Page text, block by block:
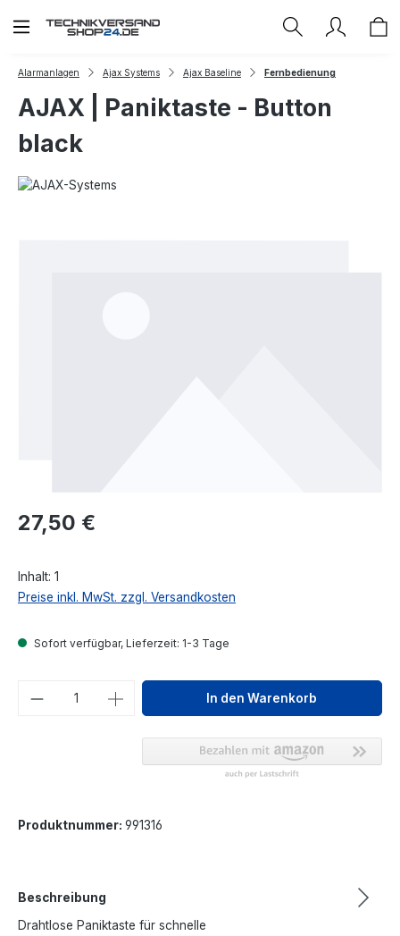
Zum Hauptinhalt springen
Alarmanlagen Ajax Systems Ajax Baseline Fernbedienung
AJAX | Paniktaste - Button
black
Regulärer Preis:
27,50 €
Inhalt: 1
Preise inkl. MwSt. zzgl. Versandkosten
Sofort verfügbar, Lieferzeit: 1-3 Tage
Produkt Anzahl: Gib denIn den Warenkorb
Produktnummer: 991316
Beschreibung
Drahtlose Paniktaste für schnelle